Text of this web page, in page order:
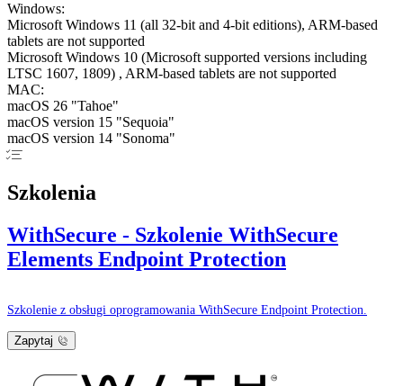
Windows:
Microsoft Windows 11 (all 32-bit and 4-bit editions), ARM-based
tablets are not supported
Microsoft Windows 10 (Microsoft supported versions including
LTSC 1607, 1809) , ARM-based tablets are not supported
MAC:
macOS 26 "Tahoe"
macOS version 15 "Sequoia"
macOS version 14 "Sonoma"
Szkolenia
WithSecure - Szkolenie WithSecure
Elements Endpoint Protection
Szkolenie z obsługi oprogramowania WithSecure Endpoint Protection.
Zapytaj